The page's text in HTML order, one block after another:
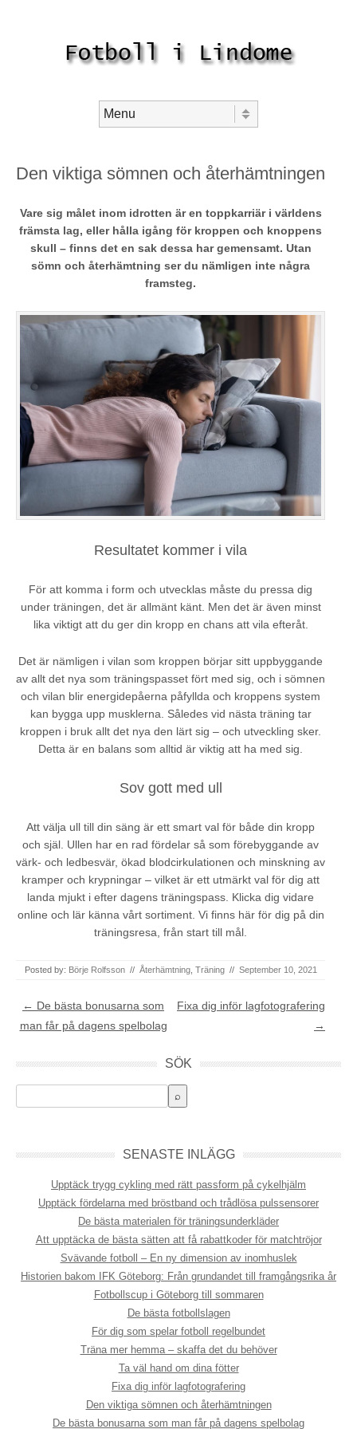
Den viktiga sömnen och återhämtningen
Vare sig målet inom idrotten är en toppkarriär i världens
främsta lag, eller hålla igång för kroppen och knoppens
skull – finns det en sak dessa har gemensamt. Utan
sömn och återhämtning ser du nämligen inte några
framsteg.
Resultatet kommer i vila
För att komma i form och utvecklas måste du pressa dig
under träningen, det är allmänt känt. Men det är även minst
lika viktigt att du ger din kropp en chans att vila efteråt.
Det är nämligen i vilan som kroppen börjar sitt uppbyggande
av allt det nya som träningspasset fört med sig, och i sömnen
och vilan blir energidepåerna påfyllda och kroppens system
kan bygga upp musklerna. Således vid nästa träning tar
kroppen i bruk allt det nya den lärt sig – och utveckling sker.
Detta är en balans som alltid är viktig att ha med sig.
Sov gott med ull
Att välja ull till din säng är ett smart val för både din kropp
och själ. Ullen har en rad fördelar så som förebyggande av
värk- och ledbesvär, ökad blodcirkulationen och minskning av
kramper och krypningar – vilket är ett utmärkt val för dig att
landa mjukt i efter dagens träningspass. Klicka dig vidare
online och lär känna vårt sortiment. Vi finns här för dig på din
träningsresa, från start till mål.
Posted by: Börje Rolfsson // Återhämtning, Träning // September 10, 2021
Post navigation
← De bästa bonusarna som
man får på dagens spelbolag
Fixa dig inför lagfotografering
→
SÖK
SENASTE INLÄGG
Upptäck trygg cykling med rätt passform på cykelhjälm
Upptäck fördelarna med bröstband och trådlösa pulssensorer
De bästa materialen för träningsunderkläder
Att upptäcka de bästa sätten att få rabattkoder för matchtröjor
Svävande fotboll – En ny dimension av inomhuslek
Historien bakom IFK Göteborg: Från grundandet till framgångsrika år
Fotbollscup i Göteborg till sommaren
De bästa fotbollslagen
För dig som spelar fotboll regelbundet
Träna mer hemma – skaffa det du behöver
Ta väl hand om dina fötter
Fixa dig inför lagfotografering
Den viktiga sömnen och återhämtningen
De bästa bonusarna som man får på dagens spelbolag